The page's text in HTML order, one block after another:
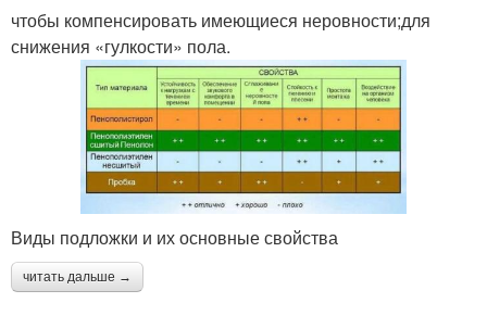
чтобы компенсировать имеющиеся неровности;для
снижения «гулкости» пола.
Виды подложки и их основные свойства
читать дальше →